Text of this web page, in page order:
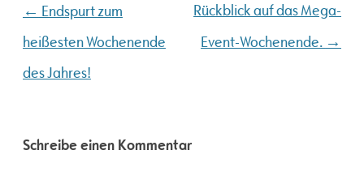
Beitragsnavigation
← Endspurt zum
heißesten Wochenende
des Jahres!
Rückblick auf das Mega-
Event-Wochenende. →
Schreibe einen Kommentar